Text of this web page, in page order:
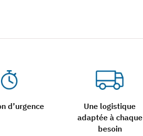
d’urgence
Une logistique
adaptée à chaque
besoin